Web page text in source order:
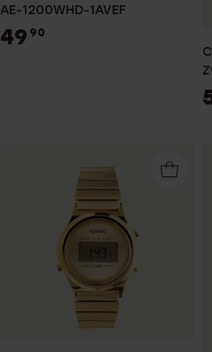
AE-1200WHD-1AVEF
49 90